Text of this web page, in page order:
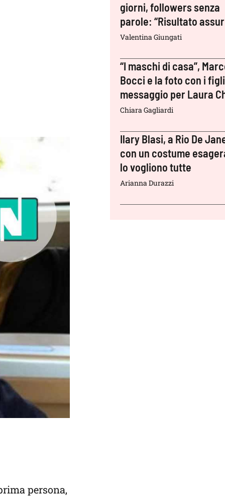
persona,
giorni, followers senza
parole: “Risultato
Valentina Giungati
“I maschi di casa”,
Bocci e la foto con i
messaggio per Laura
Chiara Gagliardi
Ilary Blasi, a Rio De
con un costume
lo vogliono tutte
Arianna Durazzi